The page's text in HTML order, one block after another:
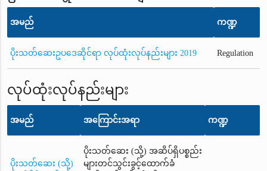
အမည် ကဏ္ဍ
ပိုးသတ်ဆေးဥပဒေဆိုင်ရာ လုပ်ထုံးလုပ်နည်းများ 2019 Regulation
လုပ်ထုံးလုပ်နည်းများ
အမည် အကြောင်းအရာ ကဏ္ဍ
ပိုးသတ်ဆေး (သို့)
ပိုးသတ်ဆေး (သို့) အဆိပ်ရှိပစ္စည်း
များတင်သွင်းခွင့်ထောက်ခံ